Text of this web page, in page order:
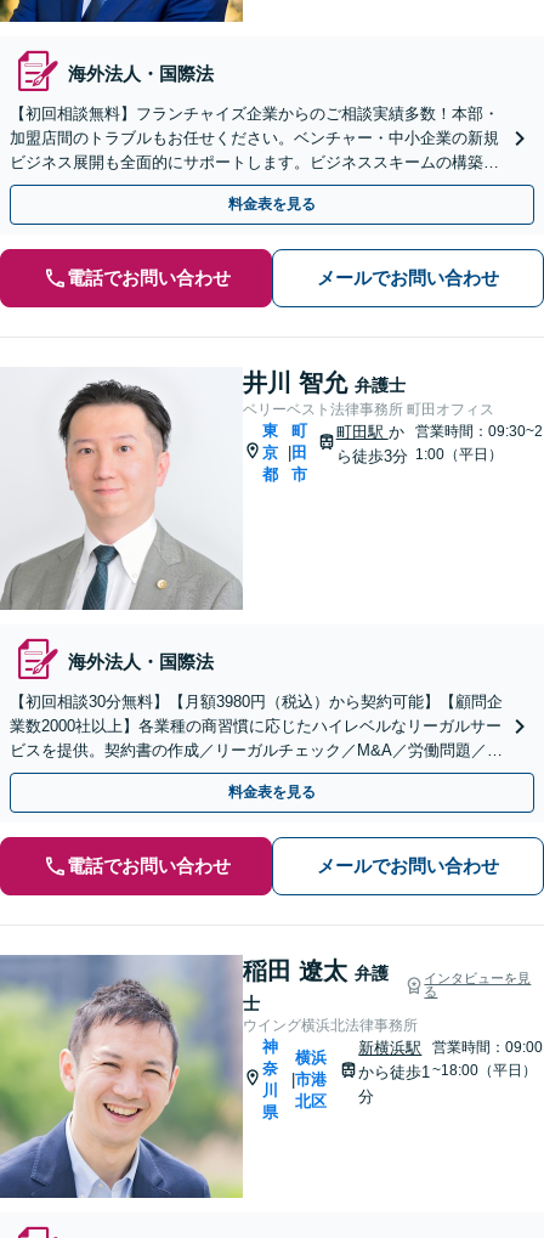
海外法人・国際法
【初回相談無料】フランチャイズ企業からのご相談実績多数！本部・
加盟店間のトラブルもお任せください。ベンチャー・中小企業の新規
ビジネス展開も全面的にサポートします。ビジネススキームの構築支
援も！【夜間・休日相談可能】【完全個室】【町田駅4分】
料金表を見る
電話でお問い合わせ メールでお問い合わせ
井川 智允 弁護士
ベリーベスト法律事務所 町田オフィス
東
京
都
町
田
市
町田駅 か
ら徒歩3分
営業時間：09:30~2
1:00（平日）
海外法人・国際法
【初回相談30分無料】【月額3980円（税込）から契約可能】【顧問企
業数2000社以上】各業種の商習慣に応じたハイレベルなリーガルサー
ビスを提供。契約書の作成／リーガルチェック／M&A／労働問題／知
的財産等、お任せください【他士業連携可能】
料金表を見る
電話でお問い合わせ メールでお問い合わせ
稲田 遼太 弁護
士
インタビューを見
る
ウイング横浜北法律事務所
神
奈
川
県
|
横浜
市港
北区
新横浜駅
から徒歩1
分
営業時間：09:00
~18:00（平日）